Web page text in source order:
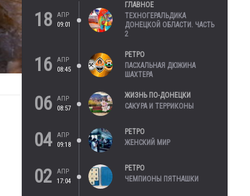
18
АПР
09:01
ГЛАВНОЕ
ТЕХНОГЕРАЛЬДИКА
ДОНЕЦКОЙ ОБЛАСТИ. ЧАСТЬ
2
16
АПР
08:45
РЕТРО
ПАСХАЛЬНАЯ ДЮЖИНА
ШАХТЕРА
06
АПР
08:57
ЖИЗНЬ ПО-ДОНЕЦКИ
САКУРА И ТЕРРИКОНЫ
04
АПР
09:18
РЕТРО
ЖЕНСКИЙ МИР
02
АПР
17:04
РЕТРО
ЧЕМПИОНЫ ПЯТНАШКИ